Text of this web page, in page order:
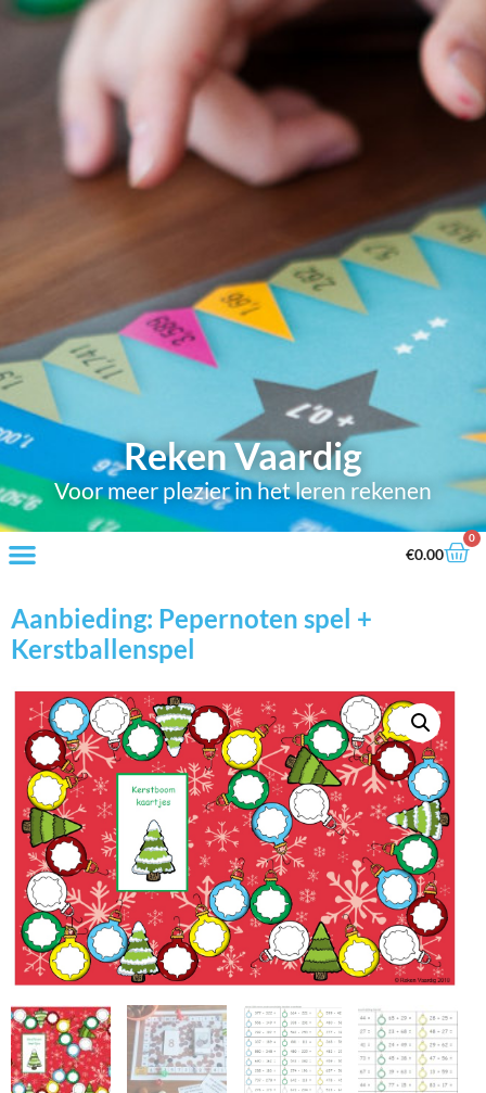
Reken Vaardig
Voor meer plezier in het leren rekenen
€0.00
0
Aanbieding: Pepernoten spel +
Kerstballenspel